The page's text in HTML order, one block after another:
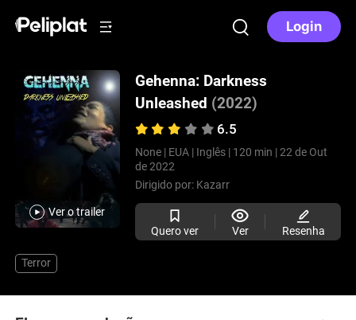
Login
Ver o trailer
Gehenna: Darkness
Unleashed (2022)
6.5
None | EUA | Inglês | 120 min | 22 de Out
de 2022
Dirigido por: Kazarr
Quero ver Ver Resenha
Terror